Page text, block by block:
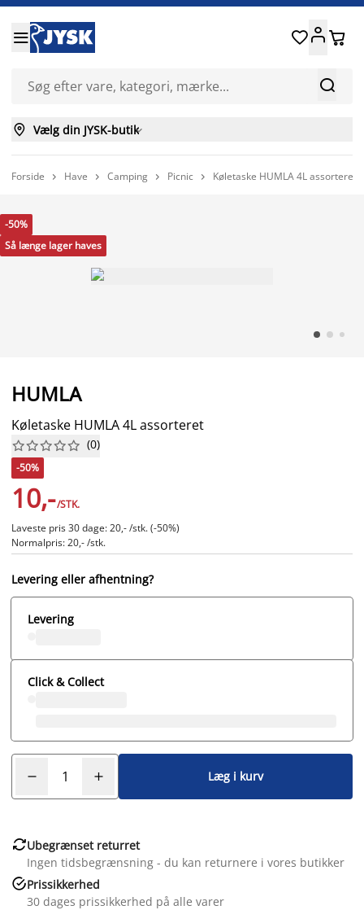


 
 Vælg din JYSK-butik
Forside  Have  Camping  Picnic  Køletaske HUMLA 4L assorteret
-50%
Så længe lager haves
HUMLA
Køletaske HUMLA 4L assorteret





 (0)
-50%
10,-/STK.
Laveste pris 30 dage: 20,- /stk. (-50%)
Normalpris: 20,- /stk.
Levering eller afhentning?
Levering
Click & Collect
Læg i kurv
Ubegrænset returret
Ingen tidsbegrænsning - du kan returnere i vores butikker
Prissikkerhed
30 dages prissikkerhed på alle varer